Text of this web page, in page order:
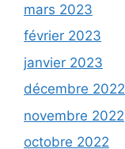
mars 2023
février 2023
janvier 2023
décembre 2022
novembre 2022
octobre 2022